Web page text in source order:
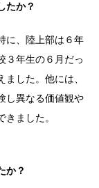
たか？
に、陸上部は６年
３年生の６月だっ
した。他には、
し異なる価値観や
ました。
か？